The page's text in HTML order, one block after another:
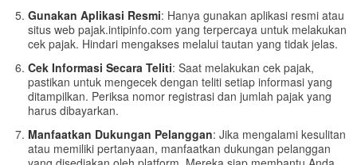
Gunakan Aplikasi Resmi: Hanya gunakan aplikasi resmi atau
situs web pajak.intipinfo.com yang terpercaya untuk melakukan
cek pajak. Hindari mengakses melalui tautan yang tidak jelas.
Cek Informasi Secara Teliti: Saat melakukan cek pajak,
pastikan untuk mengecek dengan teliti setiap informasi yang
ditampilkan. Periksa nomor registrasi dan jumlah pajak yang
harus dibayarkan.
Manfaatkan Dukungan Pelanggan: Jika mengalami kesulitan
atau memiliki pertanyaan, manfaatkan dukungan pelanggan